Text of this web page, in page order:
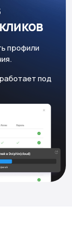
профили
под